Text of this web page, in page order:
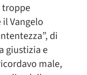
troppe
Vangelo
di
giustizia e
male,